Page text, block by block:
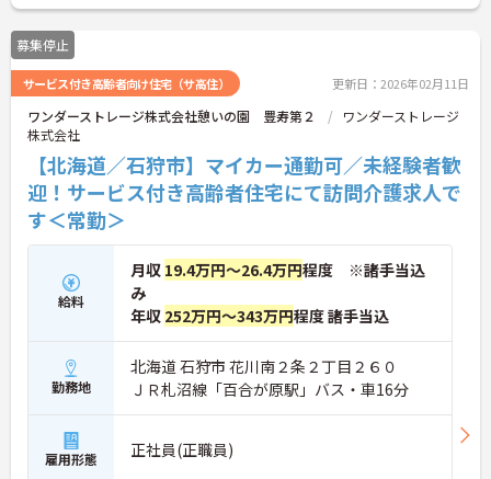
募集停止
サービス付き高齢者向け住宅（サ高住） 更新日：2026年02月11日
ワンダーストレージ株式会社憩いの園 豊寿第２
ワンダーストレージ
株式会社
【北海道／石狩市】マイカー通勤可／未経験者歓
迎！サービス付き高齢者住宅にて訪問介護求人で
す＜常勤＞
給料
月収 19.4万円～26.4万円程度 ※諸手当込
み
年収 252万円～343万円程度 諸手当込
勤務地
北海道 石狩市 花川南２条２丁目２６０
ＪＲ札沼線「百合が原駅」バス・車16分
雇用形態 正社員(正職員)